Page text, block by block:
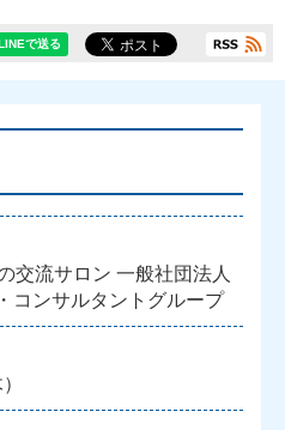
交流サロン 一般社団法人
コンサルタントグループ